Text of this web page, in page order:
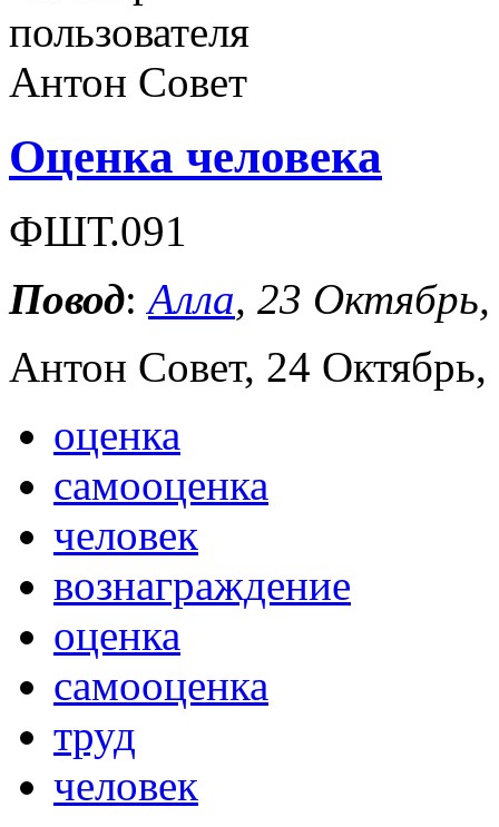
Оценка человека
ФШТ.091
Повод: Алла, 23
Антон Совет, 24
оценка
самооценка
человек
вознаграждение
оценка
самооценка
труд
человек